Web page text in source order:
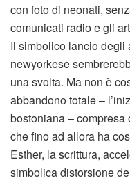
con foto di neonati,
comunicati radio e gli
Il simbolico lancio
newyorkese
una svolta. Ma non è
abbandono totale –
bostoniana –
che fino ad allora ha
Esther, la scrittura,
simbolica distorsione